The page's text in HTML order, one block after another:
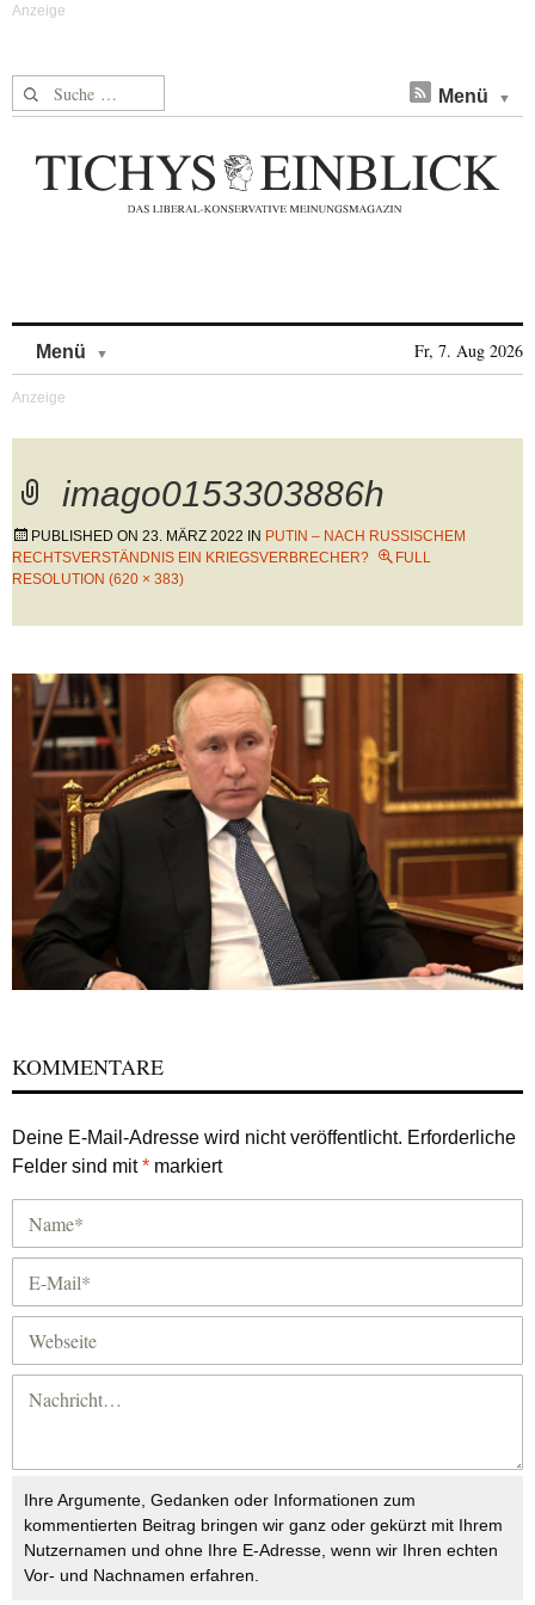
Suche nach: Menü
Menü Fr, 7. Aug 2026
imago0153303886h
PUBLISHED ON 23. MÄRZ 2022 IN PUTIN – NACH RUSSISCHEM
RECHTSVERSTÄNDNIS EIN KRIEGSVERBRECHER?
FULL
RESOLUTION (620 × 383)
KOMMENTARE
Deine E-Mail-Adresse wird nicht veröffentlicht. Erforderliche
Felder sind mit* markiert
Ihre Argumente, Gedanken oder Informationen zum
kommentierten Beitrag bringen wir ganz oder gekürzt mit Ihrem
Nutzernamen und ohne Ihre E-Adresse, wenn wir Ihren echten
Vor- und Nachnamen erfahren.